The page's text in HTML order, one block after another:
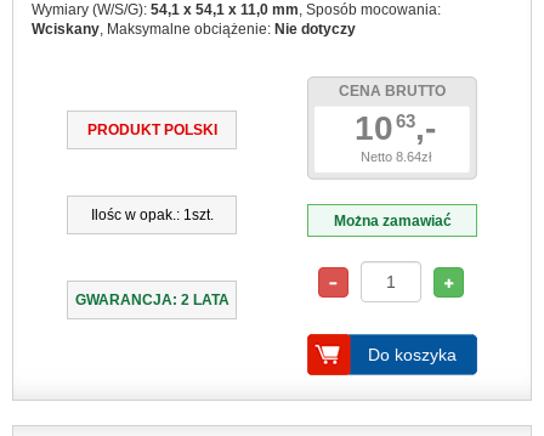
Wymiary (W/S/G): 54,1 x 54,1 x 11,0 mm, Sposób mocowania:
Wciskany, Maksymalne obciążenie: Nie dotyczy
PRODUKT POLSKI
Ilośc w opak.: 1szt.
GWARANCJA: 2 LATA
CENA BRUTTO
1063,-
Netto 8.64zł
Można zamawiać
Do koszyka